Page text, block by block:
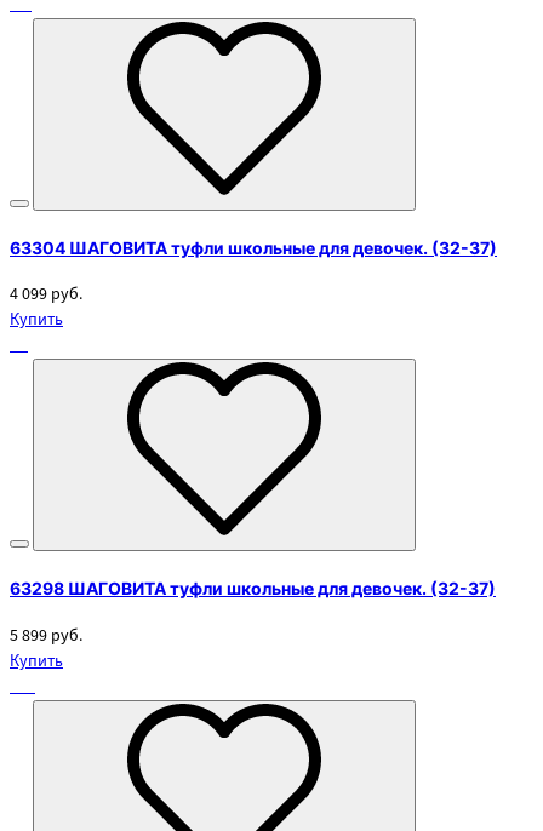
63304 ШАГОВИТА туфли школьные для девочек. (32-37)
4 099 руб.
Купить
63298 ШАГОВИТА туфли школьные для девочек. (32-37)
5 899 руб.
Купить